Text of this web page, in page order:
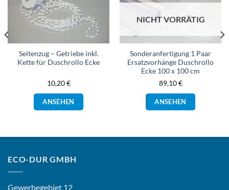
Seitenzug – Getriebe inkl.
Kette für Duschrollo Ecke
10,20€
ANSEHEN
NICHT VORRÄTIG
Sonderanfertigung 1 Paar
Ersatzvorhänge Duschrollo
Ecke 100 x 100 cm
89,10€
ANSEHEN
ECO-DUR GMBH
Gewerbegebiet 12